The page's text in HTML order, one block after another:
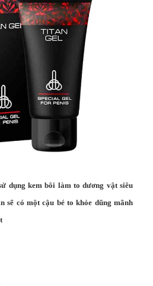
dụng kem bôi làm to dương vật siêu
sẽ có một cậu bé to khỏe dũng mãnh